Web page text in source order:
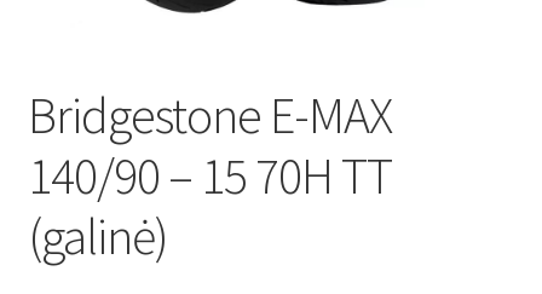
Bridgestone E-MAX
140/90 – 15 70H TT
(galinė)